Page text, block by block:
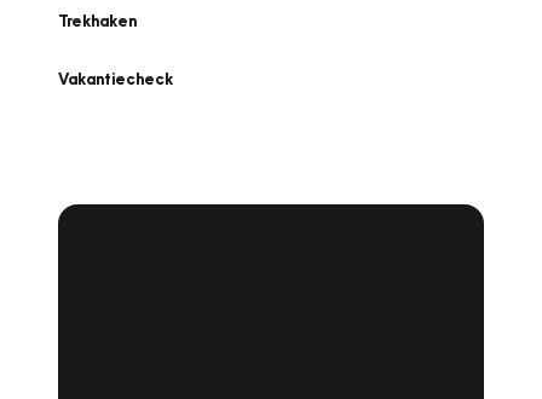
Trekhaken
Vakantiecheck